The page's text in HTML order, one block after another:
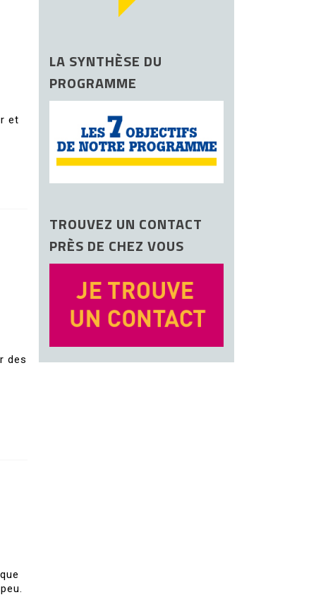
et
des
LA SYNTHÈSE DU
PROGRAMME
TROUVEZ UN CONTACT
PRÈS DE CHEZ VOUS